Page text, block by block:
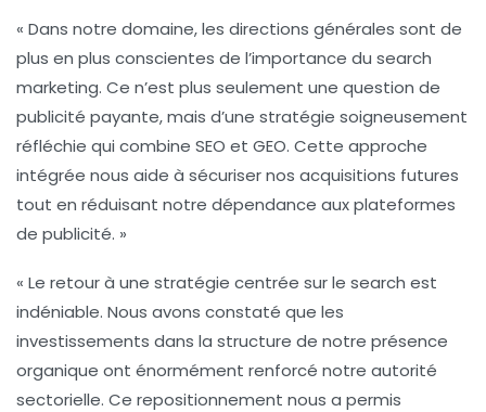
« Dans notre domaine, les directions générales sont de
plus en plus conscientes de l’importance du search
marketing. Ce n’est plus seulement une question de
publicité payante, mais d’une stratégie soigneusement
réfléchie qui combine SEO et GEO. Cette approche
intégrée nous aide à sécuriser nos acquisitions futures
tout en réduisant notre dépendance aux plateformes
de publicité. »
« Le retour à une stratégie centrée sur le search est
indéniable. Nous avons constaté que les
investissements dans la structure de notre présence
organique ont énormément renforcé notre autorité
sectorielle. Ce repositionnement nous a permis